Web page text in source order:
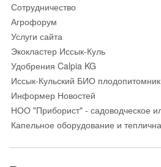
Сотрудничество
Агрофорум
Услуги сайта
Экокластер Иссык-Куль
Удобрения Calpia KG
Иссык-Кульский БИО плодопитомник
Информер Новостей
НОО "Приборист" - садоводческое
Капельное оборудование и